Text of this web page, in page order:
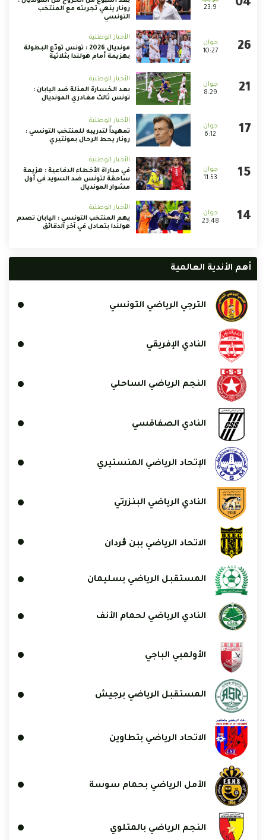
23:9
رونار ينهي تجربته مع المنتخب
التونسي
10:27
الأخبار الوطنية
مونديال 2026 : تونس تودّع البطولة
بهزيمة أمام هولندا بثلاثية
8:29
الأخبار الوطنية
بعد الخسارة المذلة ضد اليابان :
تونس ثالث مغادري المونديال
6:12
الأخبار الوطنية
تمهيداً لتدريبه للمنتخب التونسي :
رونار يحط الرحال بمونتيري
11:53
الأخبار الوطنية
في مباراة الأخطاء الدفاعية : هزيمة
ساحقة لتونس ضد السويد في أول
مشوار المونديال
23:48
الأخبار الوطنية
يهم المنتخب التونسي : اليابان تصدم
هولندا بتعادل في آخر الدقائق
أهم الأندية العالمية
الترجي الرياضي التونسي
النادي الإفريقي
النجم الرياضي الساحلي
النادي الصفاقسي
الإتحاد الرياضي المنستيري
النادي الرياضي البنزرتي
الاتحاد الرياضي ببن ڨردان
المستقبل الرياضي بسليمان
النادي الرياضي لحمام الأنف
الأولمبي الباجي
المستقبل الرياضي برجيش
الاتحاد الرياضي بتطاوين
الأمل الرياضي بحمام سوسة
النجم الرياضي بالمتلوي